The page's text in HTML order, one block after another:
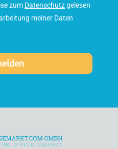
zum Datenschutzgelesen
meiner Daten